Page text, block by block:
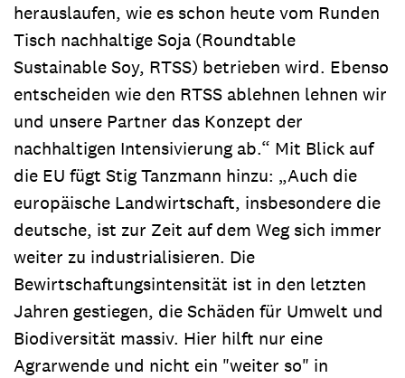
herauslaufen, wie es schon heute vom Runden
Tisch nachhaltige Soja (Roundtable
Sustainable Soy, RTSS) betrieben wird. Ebenso
entscheiden wie den RTSS ablehnen lehnen wir
und unsere Partner das Konzept der
nachhaltigen Intensivierung ab.“ Mit Blick auf
die EU fügt Stig Tanzmann hinzu: „Auch die
europäische Landwirtschaft, insbesondere die
deutsche, ist zur Zeit auf dem Weg sich immer
weiter zu industrialisieren. Die
Bewirtschaftungsintensität ist in den letzten
Jahren gestiegen, die Schäden für Umwelt und
Biodiversität massiv. Hier hilft nur eine
Agrarwende und nicht ein "weiter so" in